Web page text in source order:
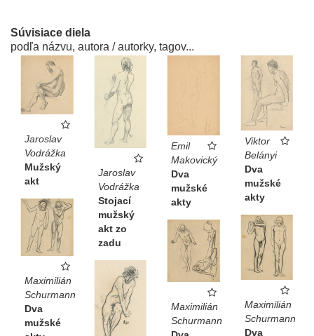
Súvisiace diela
podľa názvu, autora / autorky, tagov...
Jaroslav
Vodrážka
Mužský
akt
Jaroslav
Vodrážka
Stojací
mužský
akt zo
zadu
Emil
Makovický
Dva
mužské
akty
Viktor
Belányi
Dva
mužské
akty
Maximilián
Schurmann
Dva
mužské
Maximilián
Schurmann
Dva
Maximilián
Schurmann